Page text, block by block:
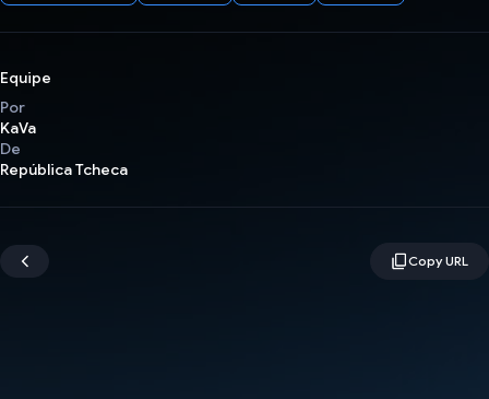
Equipe
Por
KaVa
De
República Tcheca